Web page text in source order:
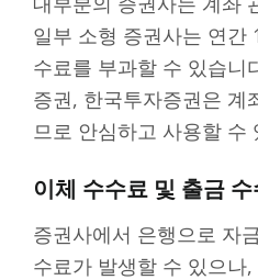
일부 소형 증권사는 연간
수료를 부과할 수 있습니
증권, 한국투자증권은 계
므로 안심하고 사용할 수
이체 수수료 및 출금
증권사에서 은행으로 자
수료가 발생할 수 있으나